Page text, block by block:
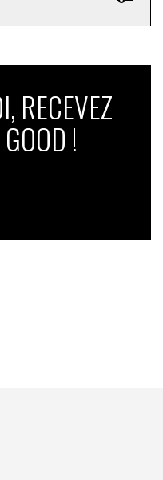
RECEVEZ
!